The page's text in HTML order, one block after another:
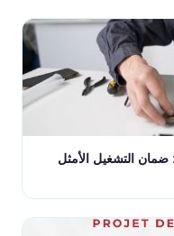
التشغيل الأمثل